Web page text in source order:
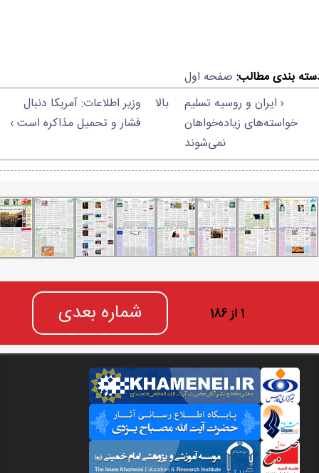
بندی مطالب: صفحه اول
‹ ایران و روسیه تسلیم
خواسته‌های زیاده‌خواهان
نمی‌شوند
بالا
وزیر اطلاعات: آمریکا دنبال
فشار و تحمیل مذاکره است ›
1 از 186 شماره بعدی